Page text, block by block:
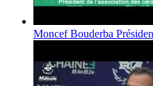
Moncef Bouderba